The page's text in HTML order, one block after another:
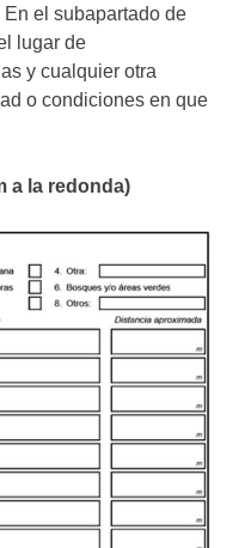
En el subapartado de
lugar de
y cualquier otra
o condiciones en que
a la redonda)